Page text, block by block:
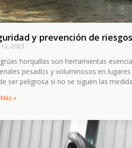
y prevención de
2023
horquillas son herramientas
pesados y voluminosos en
ser peligrosa si no se siguen las
»